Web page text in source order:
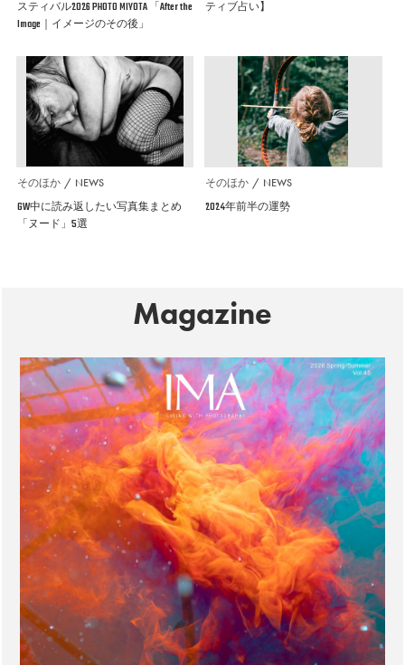
スティバル2026 PHOTO MIYOTA 「After the
Image｜イメージのその後」
ティブ占い】
そのほか NEWS
GW中に読み返したい写真集まとめ
「ヌード」5選
そのほか NEWS
2024年前半の運勢
Magazine